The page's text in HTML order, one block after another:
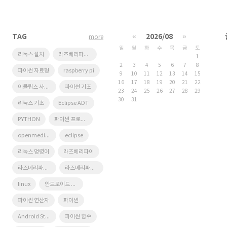
TAG
리눅스 설치 라즈베리파이 나스
파이썬 자료형 raspberry pi
이클립스 사용법 파이썬 기초
리눅스 기초 Eclipse ADT
PYTHON 파이썬 프로그래밍
openmediavault eclipse
리눅스 명령어 라즈베리파이
라즈베리파이 NAS 라즈베리파이 오락실
linux 안드로이드 프로그래밍
파이썬 연산자 파이썬
Android Studio 파이썬 함수
more « 2026/08 »
일 월 화 수 목 금
토
1
2
3 4 5 6 7
8
9
10 11 12 13 14
15
16
17 18 19 20 21
22
23
24 25 26 27 28
29
30
31